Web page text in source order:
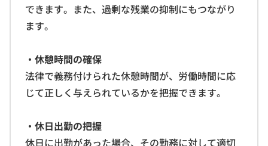
できます。また、過剰な残業の抑制にもつながり
ます。
・休憩時間の確保
法律で義務付けられた休憩時間が、労働時間に応
じて正しく与えられているかを把握できます。
・休日出勤の把握
休日に出勤があった場合、その勤務に対して適切